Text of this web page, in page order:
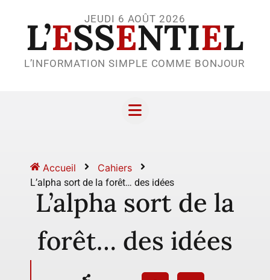
JEUDI 6 AOÛT 2026
L’ESSENTIEL
L’INFORMATION SIMPLE COMME BONJOUR
Accueil Cahiers
L’alpha sort de la forêt… des idées
L’alpha sort de la
forêt… des idées